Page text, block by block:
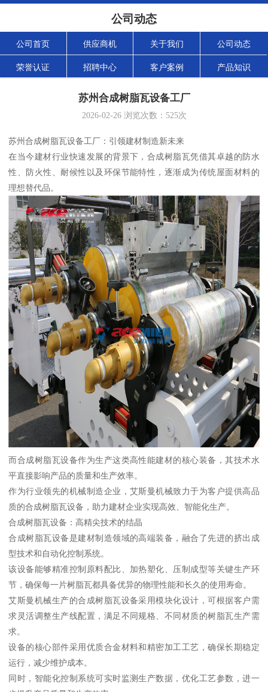
公司动态
公司首页 供应商机 关于我们 公司动态
荣誉认证 招聘中心 客户案例 产品知识
苏州合成树脂瓦设备工厂
2026-02-26浏览次数： 525次
苏州合成树脂瓦设备工厂：引领建材制造新未来
在当今建材行业快速发展的背景下，合成树脂瓦凭借其卓越的防水
性、防火性、耐候性以及环保节能特性，逐渐成为传统屋面材料的
理想替代品。
而合成树脂瓦设备作为生产这类高性能建材的核心装备，其技术水
平直接影响产品的质量和生产效率。
作为行业领先的机械制造企业，艾斯曼机械致力于为客户提供高品
质的合成树脂瓦设备，助力建材企业实现高效、智能化生产。
合成树脂瓦设备：高精尖技术的结晶
合成树脂瓦设备是建材制造领域的高端装备，融合了先进的挤出成
型技术和自动化控制系统。
该设备能够精准控制原料配比、加热塑化、压制成型等关键生产环
节，确保每一片树脂瓦都具备优异的物理性能和长久的使用寿命。
艾斯曼机械生产的合成树脂瓦设备采用模块化设计，可根据客户需
求灵活调整生产线配置，满足不同规格、不同材质的树脂瓦生产需
求。
设备的核心部件采用优质合金材料和精密加工工艺，确保长期稳定
运行，减少维护成本。
同时，智能化控制系统可实时监测生产数据，优化工艺参数，进一